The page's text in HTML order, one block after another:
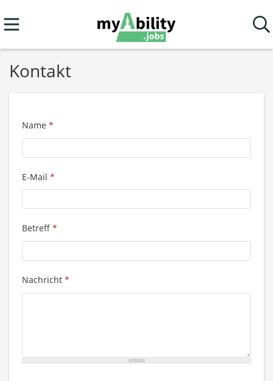
Kontakt
Name *
E-Mail *
Betreff *
Nachricht *